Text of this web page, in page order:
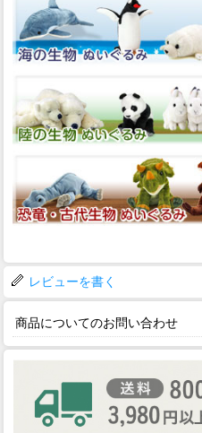
レビューを書く
商品についてのお問い合わせ